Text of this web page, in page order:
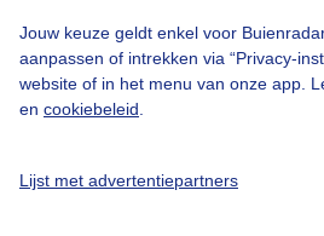
Jouw keuze geldt enkel voor
aanpassen of intrekken via “Privacy-
website of in het menu van onze app.
en cookiebeleid
Lijst met advertentiepartners
Gebruikersvoorwaarden
Adverteren
Buienradar Team